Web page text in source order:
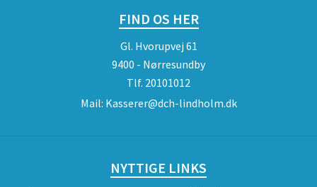
FIND OS HER
Gl. Hvorupvej 61
9400 - Nørresundby
Tlf. 20101012
Mail: Kasserer@dch-lindholm.dk
NYTTIGE LINKS